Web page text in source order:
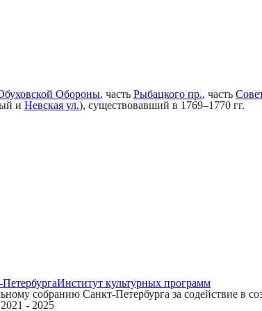
Обороны, часть Рыбацкого пр., часть
и Невская ул.), существовавший в 1769–1770 гг.
Институт культурных программ
собранию Санкт-Петербурга за содействие в
- 2025